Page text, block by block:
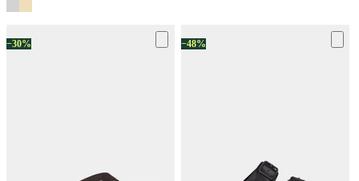
−30% −48%